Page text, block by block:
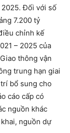
2025. Đối với số
7.200 tỷ
chỉnh kế
– 2025 của
thông vận
trung hạn giai
bổ sung cho
cáo cấp có
nguồn khác
nguồn dự